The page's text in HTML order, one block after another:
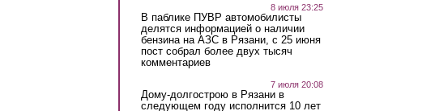
8 июля 23:25
В паблике ПУВР автомобилисты
делятся информацией о наличии
бензина на АЗС в Рязани, с 25 июня
пост собрал более двух тысяч
комментариев
7 июля 20:08
Дому-долгострою в Рязани в
следующем году исполнится 10 лет